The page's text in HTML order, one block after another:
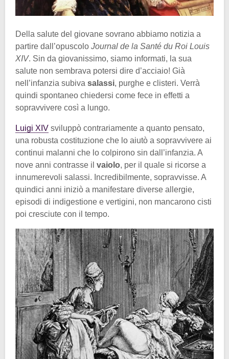
Della salute del giovane sovrano abbiamo notizia a
partire dall’opuscolo Journal de la Santé du Roi Louis
XIV. Sin da giovanissimo, siamo informati, la sua
salute non sembrava potersi dire d’acciaio! Già
nell’infanzia subiva salassi, purghe e clisteri. Verrà
quindi spontaneo chiedersi come fece in effetti a
sopravvivere così a lungo.
Luigi XIV sviluppò contrariamente a quanto pensato,
una robusta costituzione che lo aiutò a sopravvivere ai
continui malanni che lo colpirono sin dall’infanzia. A
nove anni contrasse il vaiolo, per il quale si ricorse a
innumerevoli salassi. Incredibilmente, sopravvisse. A
quindici anni iniziò a manifestare diverse allergie,
episodi di indigestione e vertigini, non mancarono cisti
poi cresciute con il tempo.